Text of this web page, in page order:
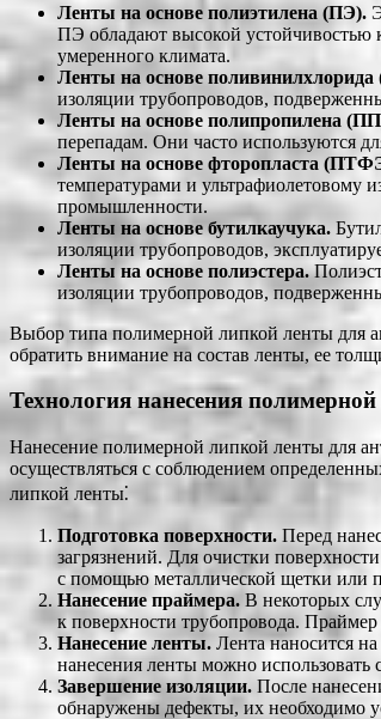
Ленты на основе полиэтилена (ПЭ).
ПЭ обладают высокой устойчивостью
умеренного климата.
Ленты на основе
изоляции трубопроводов,
Ленты на основе полипропилена
перепадам. Они часто используются
Ленты на основе фторопласта
температурами и ультрафиолетовому
промышленности.
Ленты на основе бутилкаучука.
изоляции трубопроводов,
Ленты на основе полиэстера.
изоляции трубопроводов,
Выбор типа полимерной липкой ленты для
обратить внимание на состав ленты, ее
Технология нанесения
Нанесение полимерной липкой ленты для
осуществляться с соблюдением
липкой ленты⁚
Подготовка поверхности. Перед
загрязнений. Для очистки
с помощью металлической щетки или
Нанесение праймера. В некоторых
к поверхности трубопровода.
Нанесение ленты. Лента наносится
нанесения ленты можно
Завершение изоляции. После
обнаружены дефекты, их необходимо